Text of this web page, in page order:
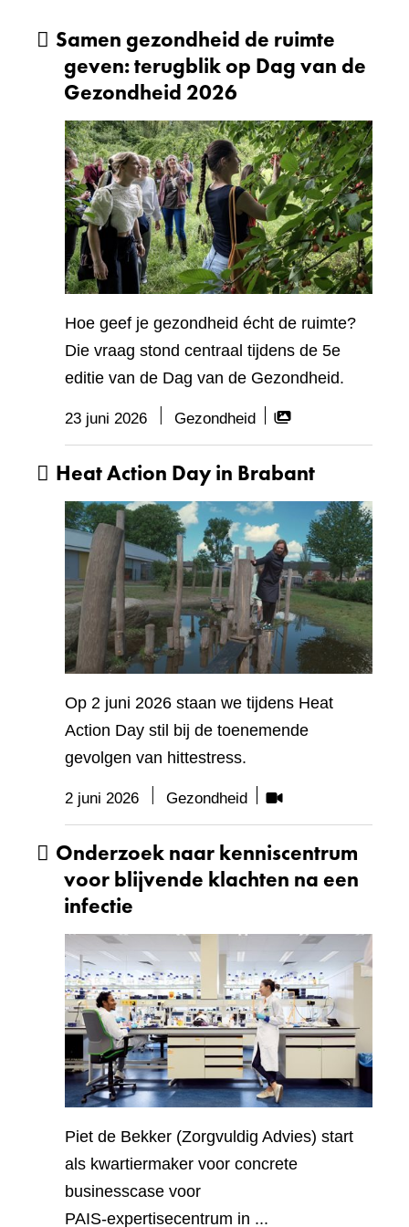
Samen gezondheid de ruimte
geven: terugblik op Dag van de
Gezondheid 2026
Hoe geef je gezondheid écht de ruimte?
Die vraag stond centraal tijdens de 5e
editie van de Dag van de Gezondheid.
23 juni 2026 GezondheidBevat
visueel
element:
Heat Action Day in Brabant
Op 2 juni 2026 staan we tijdens Heat
Action Day stil bij de toenemende
gevolgen van hittestress.
2 juni 2026 GezondheidBevat
visueel
element:
Video
Onderzoek naar kenniscentrum
voor blijvende klachten na een
infectie
Piet de Bekker (Zorgvuldig Advies) start
als kwartiermaker voor concrete
businesscase voor
PAIS‑expertisecentrum in ...